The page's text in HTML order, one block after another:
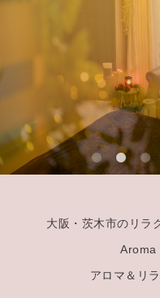
大阪・茨木市のリラ
Aroma
アロマ＆リ